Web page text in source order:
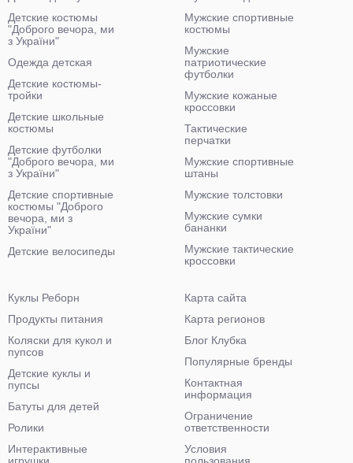
Детские костюмы
"Доброго вечора, ми
з України"
Одежда детская
Детские костюмы-
тройки
Детские школьные
костюмы
Детские футболки
"Доброго вечора, ми
з України"
Детские спортивные
костюмы "Доброго
вечора, ми з
України"
Детские велосипеды
Мужские спортивные
костюмы
Мужские
патриотические
футболки
Мужские кожаные
кроссовки
Тактические
перчатки
Мужские спортивные
штаны
Мужские толстовки
Мужские сумки
бананки
Мужские тактические
кроссовки
Куклы Реборн
Продукты питания
Коляски для кукол и
пупсов
Детские куклы и
пупсы
Батуты для детей
Ролики
Интерактивные
Карта сайта
Карта регионов
Блог Клубка
Популярные бренды
Контактная
информация
Ограничение
ответственности
Условия